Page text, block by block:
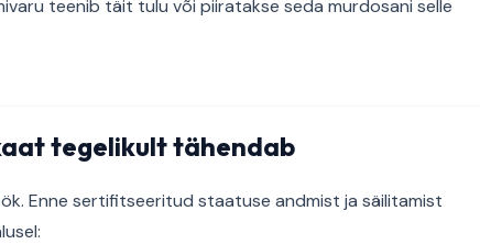
teenib täit tulu või piiratakse seda murdosani selle
tegelikult tähendab
Enne sertifitseeritud staatuse andmist ja säilitamist